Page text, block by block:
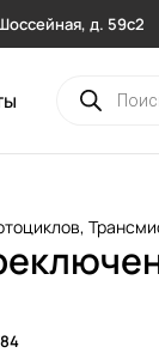
д. 59с2
,